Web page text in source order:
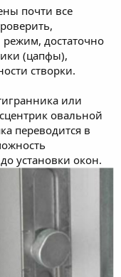
почти все
режим, достаточно
(цапфы),
створки.
или
овальной
переводится в
установки окон.